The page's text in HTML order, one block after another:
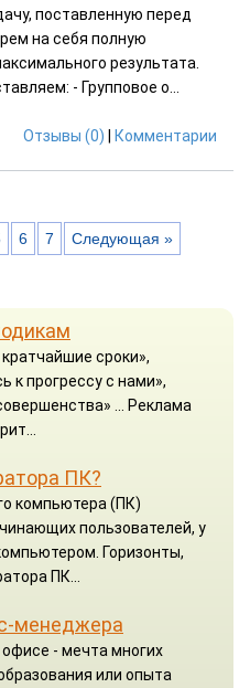
поставленную перед
на себя полную
результата.
- Групповое о...
Отзывы (0) Комментарии
6 7 Следующая »
сроки»,
к прогрессу с нами»,
... Реклама
ПК?
компьютера (ПК)
пользователей, у
Горизонты,
ПК...
менеджера
- мечта многих
или опыта